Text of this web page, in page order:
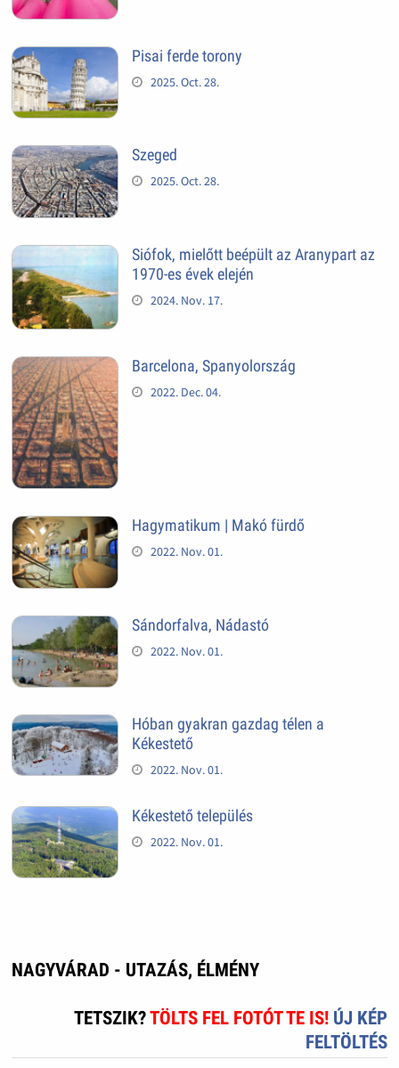
Pisai ferde torony
2025. Oct. 28.
Szeged
2025. Oct. 28.
Siófok, mielőtt beépült az Aranypart az
1970-es évek elején
2024. Nov. 17.
Barcelona, Spanyolország
2022. Dec. 04.
Hagymatikum | Makó fürdő
2022. Nov. 01.
Sándorfalva, Nádastó
2022. Nov. 01.
Hóban gyakran gazdag télen a
Kékestető
2022. Nov. 01.
Kékestető település
2022. Nov. 01.
NAGYVÁRAD - UTAZÁS, ÉLMÉNY
TETSZIK?TÖLTS FEL FOTÓT TE IS! ÚJ KÉP
FELTÖLTÉS